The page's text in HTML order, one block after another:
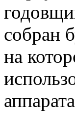
собран
на